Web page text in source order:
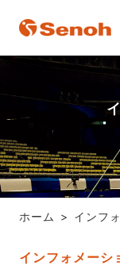
ホーム インフ
インフォメーシ